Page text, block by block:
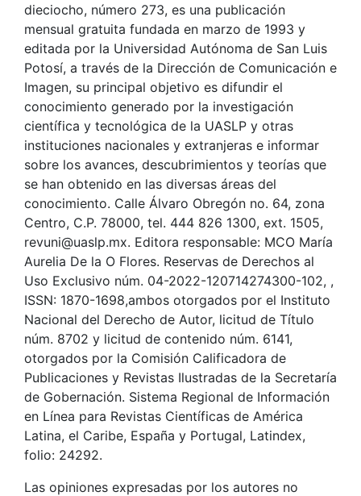
dieciocho, número 273, es una publicación
mensual gratuita fundada en marzo de 1993 y
editada por la Universidad Autónoma de San Luis
Potosí, a través de la Dirección de Comunicación e
Imagen, su principal objetivo es difundir el
conocimiento generado por la investigación
científica y tecnológica de la UASLP y otras
instituciones nacionales y extranjeras e informar
sobre los avances, descubrimientos y teorías que
se han obtenido en las diversas áreas del
conocimiento. Calle Álvaro Obregón no. 64, zona
Centro, C.P. 78000, tel. 444 826 1300, ext. 1505,
revuni@uaslp.mx. Editora responsable: MCO María
Aurelia De la O Flores. Reservas de Derechos al
Uso Exclusivo núm. 04-2022-120714274300-102, ,
ISSN: 1870-1698,ambos otorgados por el Instituto
Nacional del Derecho de Autor, licitud de Título
núm. 8702 y licitud de contenido núm. 6141,
otorgados por la Comisión Calificadora de
Publicaciones y Revistas Ilustradas de la Secretaría
de Gobernación. Sistema Regional de Información
en Línea para Revistas Científicas de América
Latina, el Caribe, España y Portugal, Latindex,
folio: 24292.
Las opiniones expresadas por los autores no